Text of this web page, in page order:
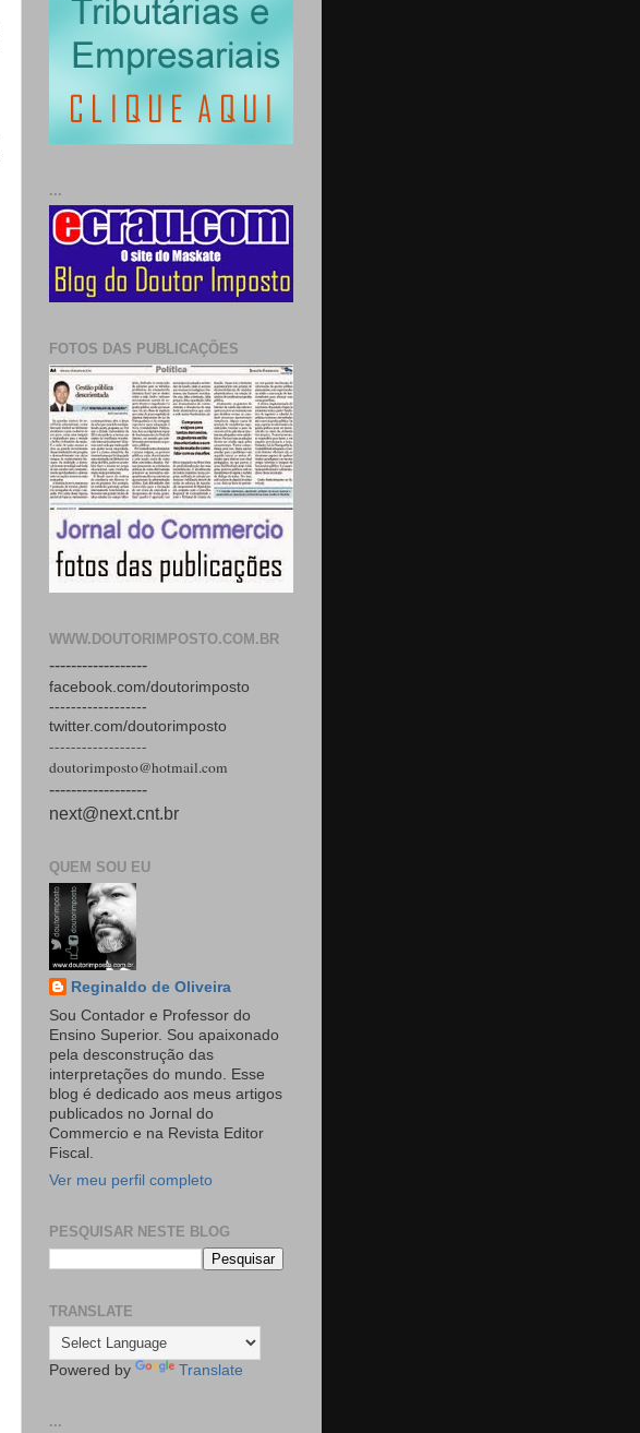
...
FOTOS DAS PUBLICAÇÕES
WWW.DOUTORIMPOSTO.COM.BR
------------------
facebook.com/doutorimposto
------------------
twitter.com/doutorimposto
------------------
doutorimposto@hotmail.com
------------------
next@next.cnt.br
QUEM SOU EU
Reginaldo de Oliveira
Sou Contador e Professor do
Ensino Superior. Sou apaixonado
pela desconstrução das
interpretações do mundo. Esse
blog é dedicado aos meus artigos
publicados no Jornal do
Commercio e na Revista Editor
Fiscal.
Ver meu perfil completo
PESQUISAR NESTE BLOG
TRANSLATE
Powered by Translate
...